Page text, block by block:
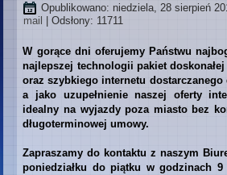
Opublikowano: niedziela, 28 sierpień
mail
| Odsłony: 11711
W gorące dni oferujemy Państwu
najlepszej technologii pakiet
oraz szybkiego internetu dostarczanego
a jako uzupełnienie naszej oferty
idealny na wyjazdy poza miasto bez
długoterminowej umowy.
Zapraszamy do kontaktu z naszym
poniedziałku do piątku w godzinach